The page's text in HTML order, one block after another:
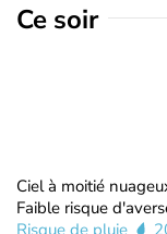
Ce soir
Ciel à moitié
Faible risque
Risque de pluie